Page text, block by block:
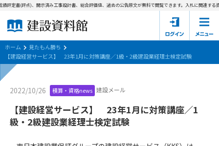
建設資料館とは
東京都の入札資料
国土交通省の入札資料
見たもん勝ち
会員登録について
定書(評点)、開示済み工事設計書、総合評価値、過去の公告原文が無料で閲覧できます。入札に関連する
ホーム
見たもん勝ち
【建設経営サービス】 23年1月に対策講座／1級・2級建設業経理士検定試験
2022/10/26 積算・資格news 建設メール
【建設経営サービス】 23年1月に対策講座／1
級・2級建設業経理士検定試験
第1条（規約の目的）
1. 本規約は、建設資料館が提供するサポーター会あ本員、無料
会員サービスの利用条件等について定めるものです。